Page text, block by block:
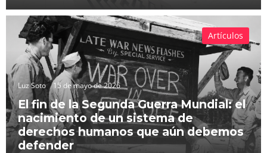
Luz Soto 15 de mayo de 2026
El fin de la Segunda Guerra Mundial: el
nacimiento de un sistema de
derechos humanos que aún debemos
defender
Artículos